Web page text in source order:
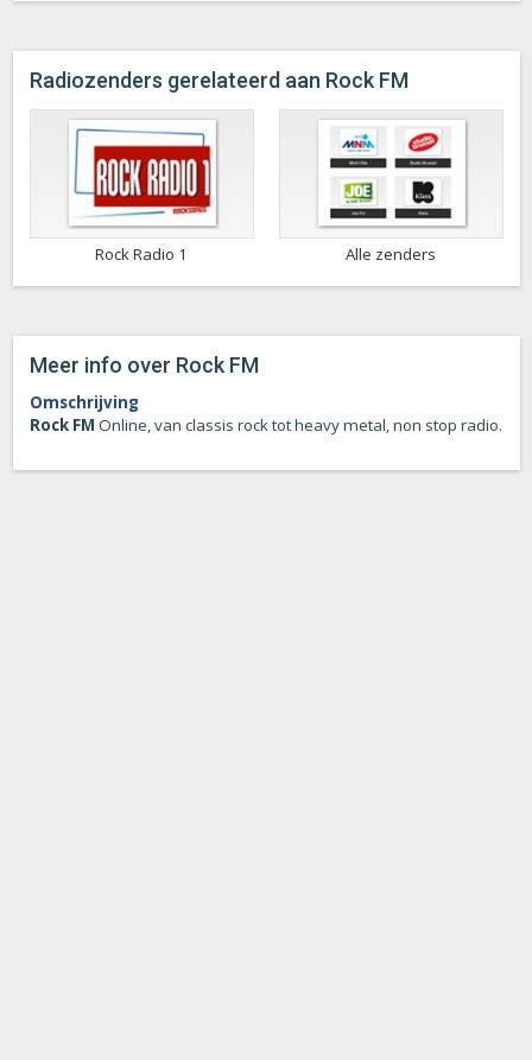
Radiozenders gerelateerd aan Rock FM
Rock Radio 1 Alle zenders
Meer info over Rock FM
Omschrijving
Rock FM Online, van classis rock tot heavy metal, non stop radio.